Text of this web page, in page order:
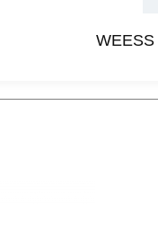
WEESS